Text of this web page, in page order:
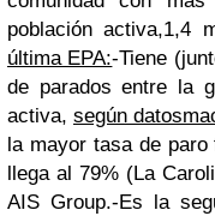
población activa,1,4
última EPA:-Tiene
de parados entre la
activa, según
la mayor tasa de paro
llega al 79% (La
AIS Group.-Es la